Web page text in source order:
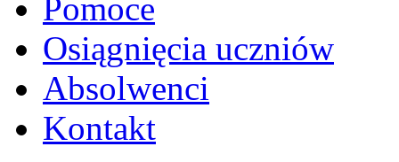
Pomoce
Osiągnięcia uczniów
Absolwenci
Kontakt